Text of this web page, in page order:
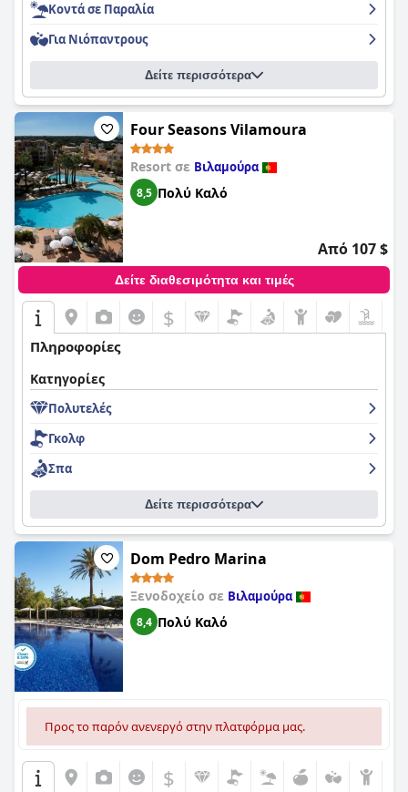
Κοντά σε Παραλία
Για Νιόπαντρους
Δείτε περισσότερα
Four Seasons Vilamoura
Resort σε Βιλαμούρα
8,5 Πολύ Καλό
Από 107 $
Δείτε διαθεσιμότητα και τιμές
$
Πληροφορίες
Κατηγορίες
Πολυτελές
Γκολφ
Σπα
Δείτε περισσότερα
Dom Pedro Marina
Ξενοδοχείο σε Βιλαμούρα
8,4 Πολύ Καλό
Προς το παρόν ανενεργό στην πλατφόρμα μας.
$